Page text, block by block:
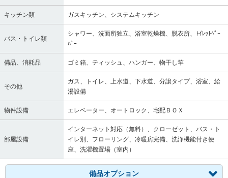
キッチン類 ガスキッチン、システムキッチン
バス・トイレ類
シャワー、洗面所独立、浴室乾燥機、脱衣所、ﾄｲﾚｯﾄﾍﾟｰ
ﾊﾟｰ
備品、消耗品 ゴミ箱、ティッシュ、ハンガー、物干し竿
その他
ガス、トイレ、上水道、下水道、分譲タイプ、浴室、給
湯設備
物件設備 エレベーター、オートロック、宅配ＢＯＸ
部屋設備
インターネット対応（無料）、クローゼット、バス・ト
イレ別、フローリング、冷暖房完備、洗浄機能付き便
座、洗濯機置場（室内）
備品オプション